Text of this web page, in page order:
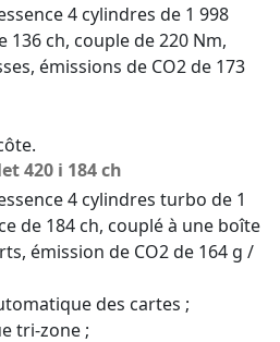
4 cylindres de 1 998
136 ch, couple de 220 Nm,
émissions de CO2 de 173
420 i 184 ch
4 cylindres turbo de 1
de 184 ch, couplé à une boîte
émission de CO2 de 164 g /
des cartes ;
tri-zone ;